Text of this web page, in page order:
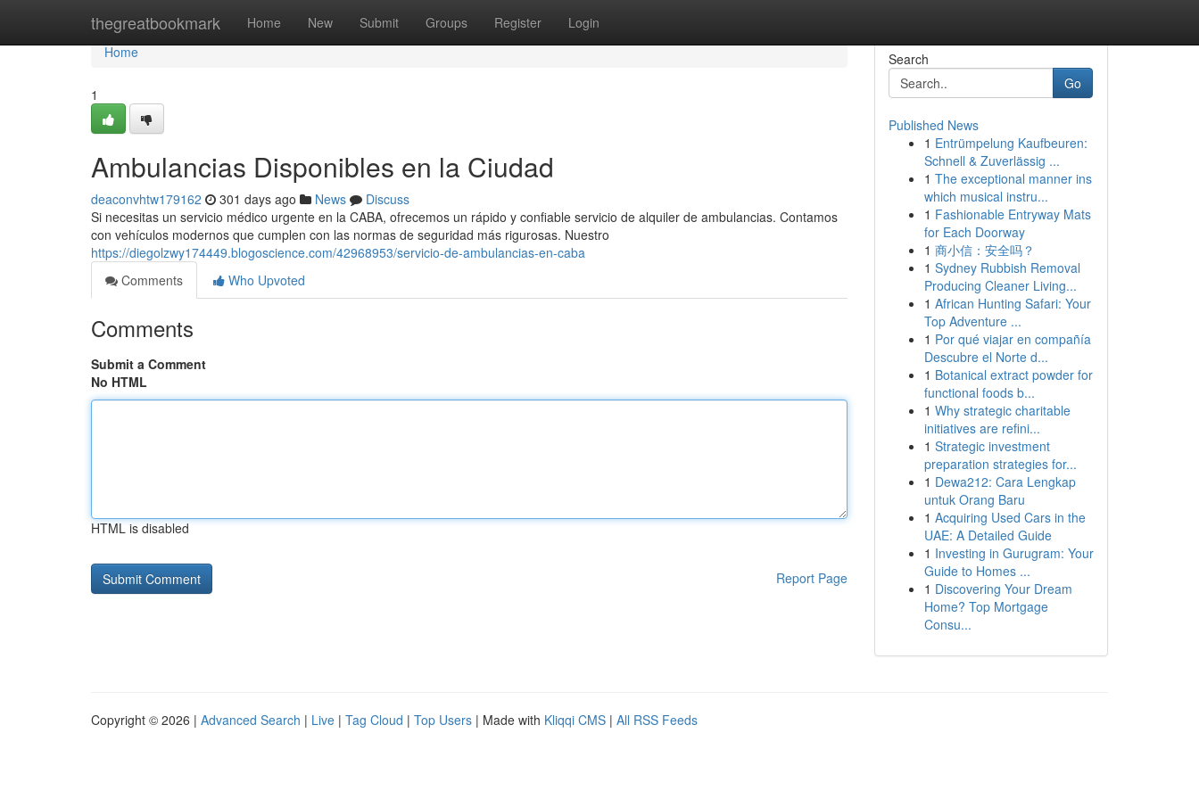
thegreatbookmark Home New Submit Groups Register Login
Home
Home
1
Ambulancias Disponibles en la Ciudad
deaconvhtw179162 301 days ago News
Discuss
Si necesitas un servicio médico urgente en la CABA, ofrecemos un rápido y confiable servicio de alquiler de ambulancias. Contamos
con vehículos modernos que cumplen con las normas de seguridad más rigurosas. Nuestro
https://diegolzwy174449.blogoscience.com/42968953/servicio-de-ambulancias-en-caba
Comments
Who Upvoted
Comments
Submit a Comment
No HTML
HTML is disabled
Report Page
Search
Go
Published News
1 Entrümpelung Kaufbeuren:
Schnell & Zuverlässig ...
1 The exceptional manner ins
which musical instru...
1 Fashionable Entryway Mats
for Each Doorway
1 商小信：安全吗？
1 Sydney Rubbish Removal
Producing Cleaner Living...
1 African Hunting Safari: Your
Top Adventure ...
1 Por qué viajar en compañía
Descubre el Norte d...
1 Botanical extract powder for
functional foods b...
1 Why strategic charitable
initiatives are refini...
1 Strategic investment
preparation strategies for...
1 Dewa212: Cara Lengkap
untuk Orang Baru
1 Acquiring Used Cars in the
UAE: A Detailed Guide
1 Investing in Gurugram: Your
Guide to Homes ...
1 Discovering Your Dream
Home? Top Mortgage
Consu...
Copyright © 2026 | Advanced Search | Live | Tag Cloud | Top Users | Made with Kliqqi CMS | All RSS Feeds